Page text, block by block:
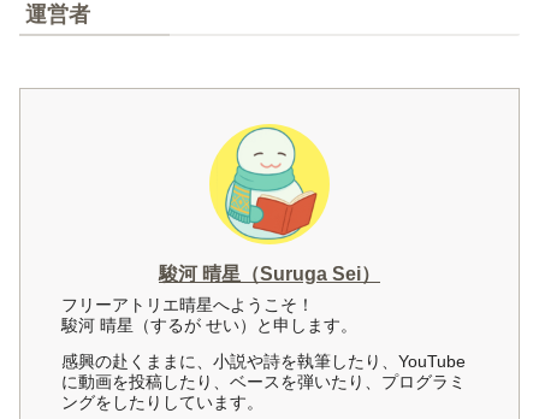
運営者
駿河 晴星（Suruga Sei）
フリーアトリエ晴星へようこそ！
駿河 晴星（するが せい）と申します。
感興の赴くままに、小説や詩を執筆したり、YouTube
に動画を投稿したり、ベースを弾いたり、プログラミ
ングをしたりしています。